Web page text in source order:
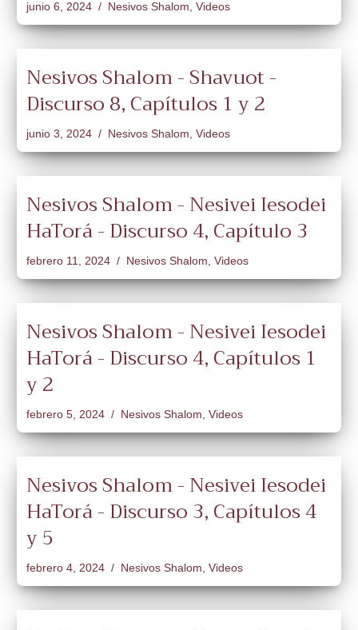
junio 6, 2024 Nesivos Shalom, Videos
Nesivos Shalom - Shavuot -
Discurso 8, Capítulos 1 y 2
junio 3, 2024 Nesivos Shalom, Videos
Nesivos Shalom - Nesivei Iesodei
HaTorá - Discurso 4, Capítulo 3
febrero 11, 2024 Nesivos Shalom, Videos
Nesivos Shalom - Nesivei Iesodei
HaTorá - Discurso 4, Capítulos 1
y 2
febrero 5, 2024 Nesivos Shalom, Videos
Nesivos Shalom - Nesivei Iesodei
HaTorá - Discurso 3, Capítulos 4
y 5
febrero 4, 2024 Nesivos Shalom, Videos